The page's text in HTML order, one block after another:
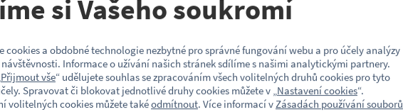
Model vozu
Motiv (typ vozu)
si Vašeho soukromí
cookies a obdobné technologie nezbytné pro správné fungování webu a pro účely analýzy
Informace o užívání našich stránek sdílíme s našimi analytickými partnery.
Přijmout vše“ udělujete souhlas se zpracováním všech volitelných druhů cookies pro tyto
Spravovat či blokovat jednotlivé druhy cookies můžete v „Nastavení cookies“.
volitelných cookies můžete takéodmítnout. Více informací vZásadách používání souborů